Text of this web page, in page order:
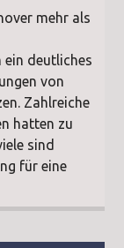
mehr als
ein deutliches
von
Zahlreiche
hatten zu
sind
für eine